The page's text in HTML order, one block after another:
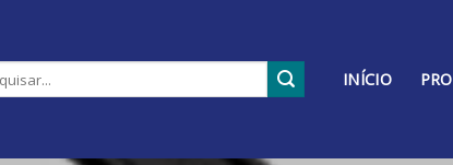
INÍCIO